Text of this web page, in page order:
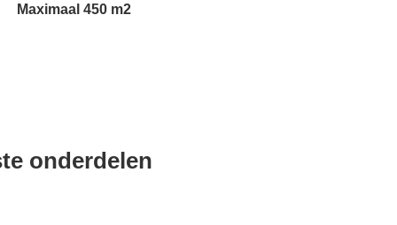
Maximaal 450 m2
onderdelen